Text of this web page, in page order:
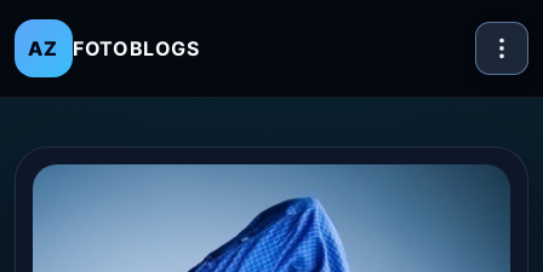
AZ FOTOBLOGS